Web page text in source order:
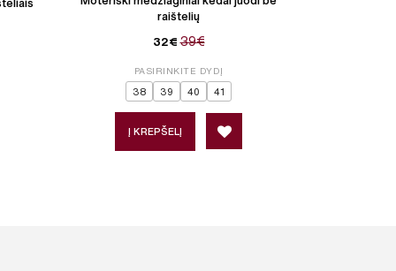
raištelių
32€ 39€
PASIRINKITE DYDĮ
38 39 40 41
Į KREPŠELĮ